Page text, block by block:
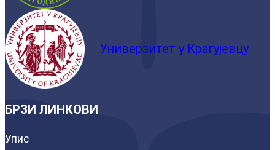
Универзитет у Крагујевцу
БРЗИ ЛИНКОВИ
Упис